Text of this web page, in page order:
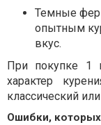
Темные
опытным
вкус.
При покупке 1
характер
классический
Ошибки, которых